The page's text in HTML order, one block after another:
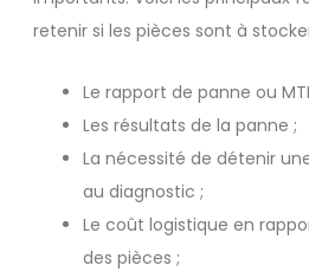
retenir si les pièces sont à
Le rapport de panne ou
Les résultats de la panne ;
La nécessité de détenir
au diagnostic ;
Le coût logistique en
des pièces ;